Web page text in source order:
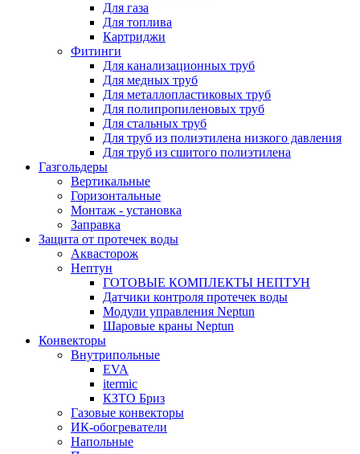
Для газа
Для топлива
Картриджи
Фитинги
Для канализационных труб
Для медных труб
Для металлопластиковых труб
Для полипропиленовых труб
Для стальных труб
Для труб из полиэтилена низкого давления
Для труб из сшитого полиэтилена
Газгольдеры
Вертикальные
Горизонтальные
Монтаж - установка
Заправка
Защита от протечек воды
Аквасторож
Нептун
ГОТОВЫЕ КОМПЛЕКТЫ НЕПТУН
Датчики контроля протечек воды
Модули управления Neptun
Шаровые краны Neptun
Конвекторы
Внутрипольные
EVA
itermic
КЗТО Бриз
Газовые конвекторы
ИК-обогреватели
Напольные